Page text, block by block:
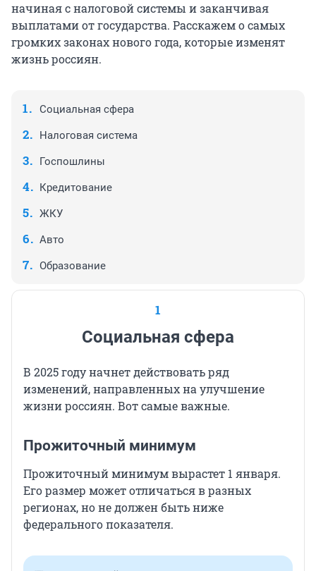
начиная с налоговой системы и заканчивая
выплатами от государства. Расскажем о самых
громких законах нового года, которые изменят
жизнь россиян.
Социальная сфера
Налоговая система
Госпошлины
Кредитование
ЖКУ
Авто
Образование
1
Социальная сфера
В 2025 году начнет действовать ряд
изменений, направленных на улучшение
жизни россиян. Вот самые важные.
Прожиточный минимум
Прожиточный минимум вырастет 1 января.
Его размер может отличаться в разных
регионах, но не должен быть ниже
федерального показателя.